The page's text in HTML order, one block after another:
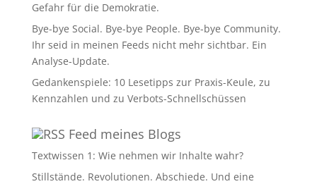
Gefahr für die Demokratie.
Bye-bye Social. Bye-bye People. Bye-bye Community.
Ihr seid in meinen Feeds nicht mehr sichtbar. Ein
Analyse-Update.
Gedankenspiele: 10 Lesetipps zur Praxis-Keule, zu
Kennzahlen und zu Verbots-Schnellschüssen
Feed meines Blogs
Textwissen 1: Wie nehmen wir Inhalte wahr?
Stillstände. Revolutionen. Abschiede. Und eine